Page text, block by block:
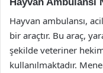
Hayvan ambulansı,
bir araçtır. Bu araç,
şekilde veteriner
kullanılmaktadır.